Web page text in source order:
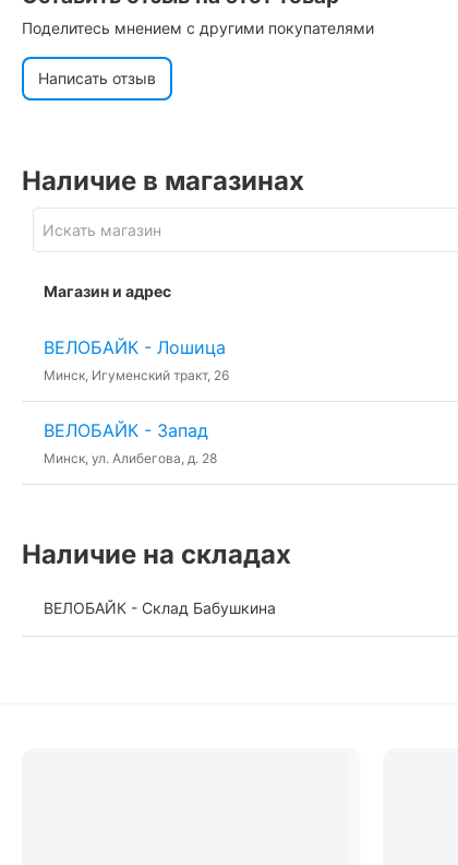
Поделитесь мнением с другими покупателями
Написать отзыв
Наличие в магазинах
Магазин и адрес
ВЕЛОБАЙК - Лошица
Минск, Игуменский тракт, 26
ВЕЛОБАЙК - Запад
Минск, ул. Алибегова, д. 28
Наличие на складах
ВЕЛОБАЙК - Склад Бабушкина